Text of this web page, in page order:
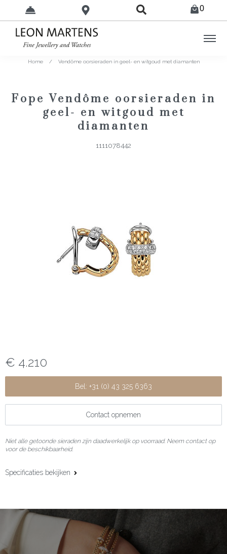
0
Home / Vendôme oorsieraden in geel- en witgoud met diamanten
Fope Vendôme oorsieraden in
geel- en witgoud met
diamanten
1111078442
€ 4.210
Bel: +31 (0) 43 325 6363
Contact opnemen
Niet alle getoonde sieraden zijn daadwerkelijk op voorraad. Neem contact op
voor de beschikbaarheid.
Specificaties bekijken
Edelsteen:
Diamant
Slijpvorm:
Briljant
Steengewicht:
0.20 ct